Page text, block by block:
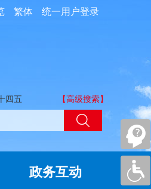
统一用户登录
繁体
四五 【高级搜索】
政务互动